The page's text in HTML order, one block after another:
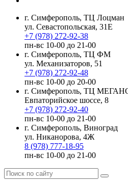
г. Симферополь, ТЦ Лоцман
ул. Севастопольская, 31Е
+7 (978) 272-92-38
пн-вс 10-00 до 21-00
г. Симферополь, ТЦ ФМ
ул. Механизаторов, 51
+7 (978) 272-92-48
пн-вс 10-00 до 20-00
г. Симферополь, ТЦ
Евпаторийское шоссе, 8
+7 (978) 272-92-40
пн-вс 10-00 до 21-00
г. Симферополь, Виноград
ул. Никанорова, 4Ж
8 (978) 777-18-95
пн-вс 10-00 до 21-00